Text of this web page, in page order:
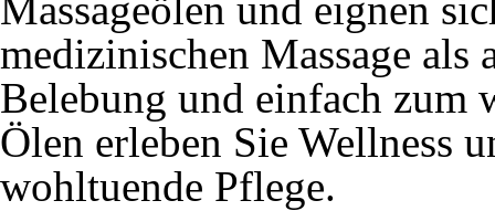
medizinischen Massage als
Belebung und einfach zum
Ölen erleben Sie Wellness
wohltuende Pflege.